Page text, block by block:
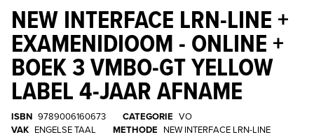
NEW INTERFACE LRN-LINE +
EXAMENIDIOOM - ONLINE +
BOEK 3 VMBO-GT YELLOW
LABEL 4-JAAR AFNAME
ISBN 9789006160673 CATEGORIE VO
VAK ENGELSE TAAL METHODE NEW INTERFACE LRN-LINE